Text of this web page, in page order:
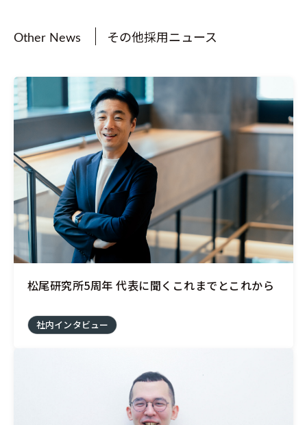
Other News その他採用ニュース
松尾研究所5周年 代表に聞くこれまでとこれから
社内インタビュー